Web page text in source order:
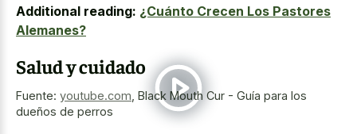
Additional reading: ¿Cuánto Crecen Los Pastores
Alemanes?
Salud y cuidado
Fuente: youtube.com Black Mouth Cur - Guía para los
dueños de perros